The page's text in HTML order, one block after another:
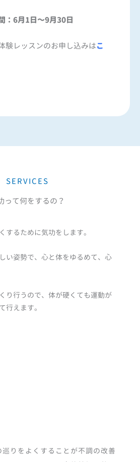
：6月1日～9月30日
験レッスンのお申し込みはこ
SERVICES
って何をするの？
するために気功をします。
い姿勢で、心と体をゆるめて、心
り行うので、体が硬くても運動が
行えます。
りをよくすることが不調の改善